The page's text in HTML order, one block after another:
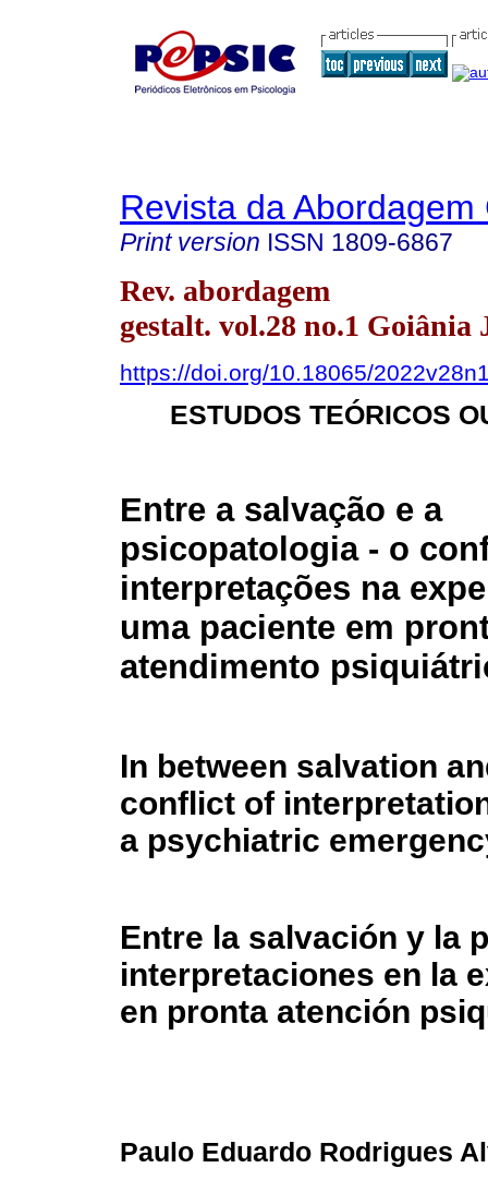
Revista da Abordagem
Print version ISSN 1809-6867
Rev. abordagem
gestalt. vol.28 no.1 Goiânia
https://doi.org/10.18065/
ESTUDOS TEÓRICOS
Entre a salvação e a
psicopatologia - o
interpretações na
uma paciente em
atendimento
In between salvation
conflict of
a psychiatric
Entre la salvación y la
interpretaciones en la
en pronta atención
Paulo Eduardo Rodrigues